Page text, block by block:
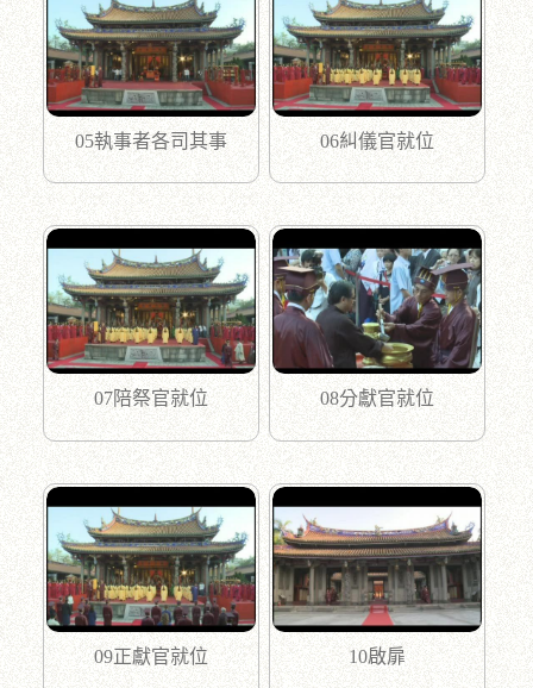
05執事者各司其事 06糾儀官就位
07陪祭官就位 08分獻官就位
09正獻官就位 10啟扉